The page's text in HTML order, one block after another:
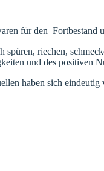
für den Fortbestand
riechen,
und des positiven
haben sich eindeutig